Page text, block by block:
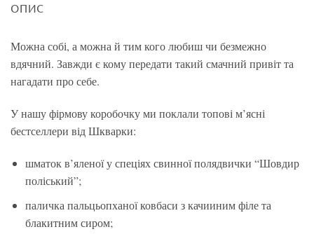
ОПИС
Можна собі, а можна й тим кого любиш чи безмежно
вдячний. Завжди є кому передати такий смачний привіт та
нагадати про себе.
У нашу фірмову коробочку ми поклали топові м’ясні
бестселлери від Шкварки:
шматок в’яленої у спеціях свинної полядвички “Шовдир
поліський”;
паличка пальцьопханої ковбаси з качииним філе та
блакитним сиром;